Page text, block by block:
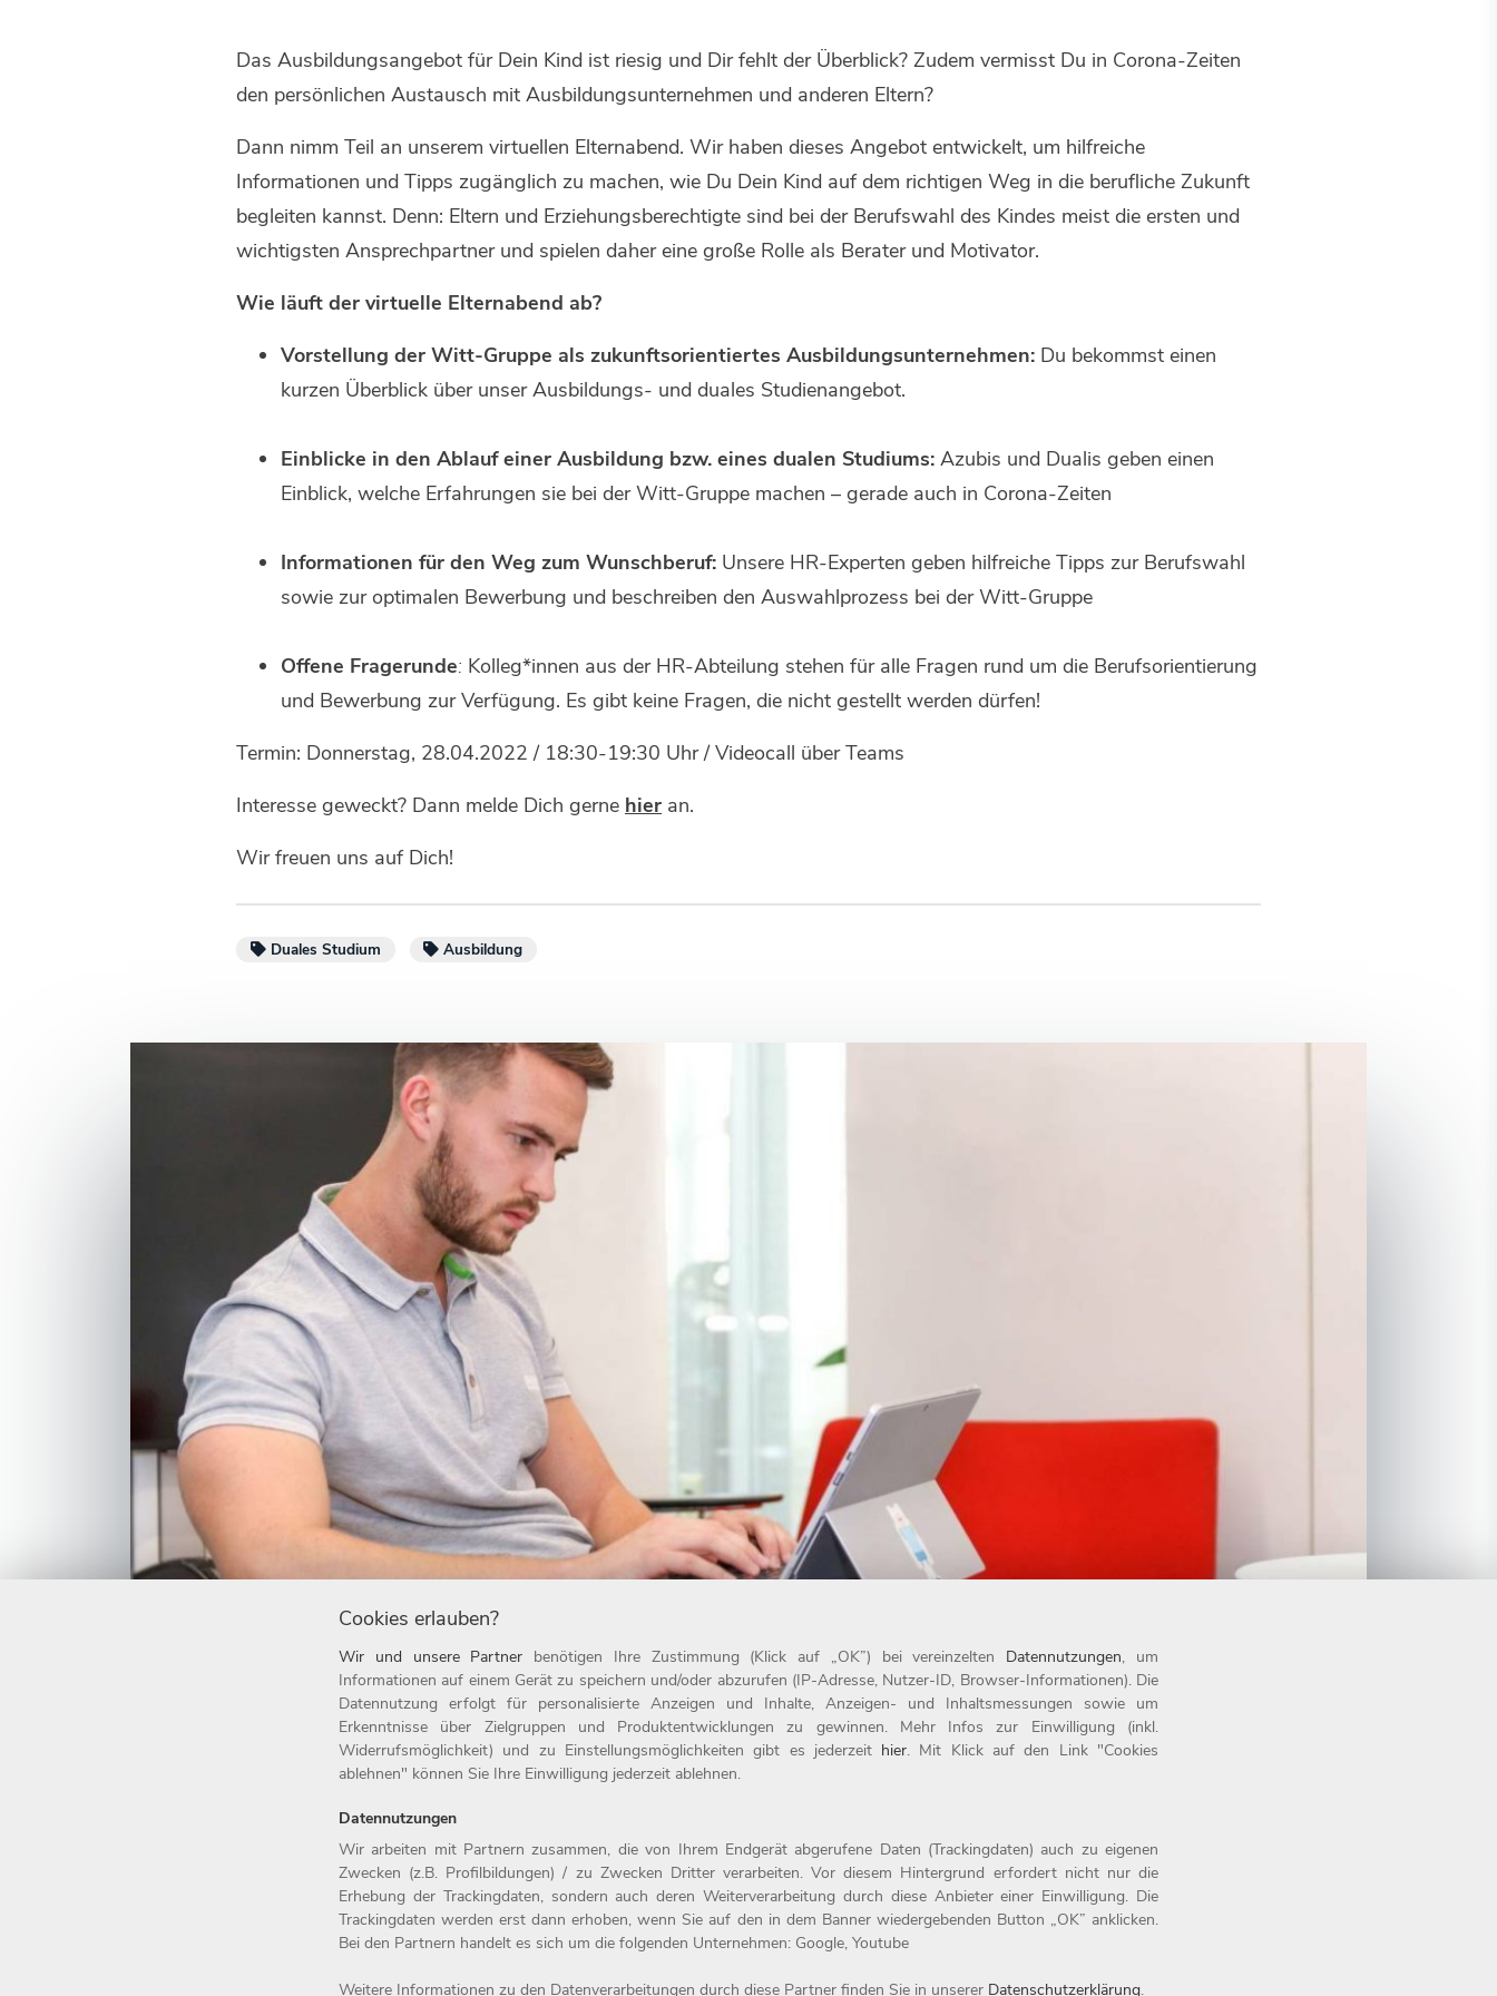
Das Ausbildungsangebot für Dein Kind ist riesig und Dir fehlt der Überblick? Zudem vermisst Du in Corona-Zeiten
den persönlichen Austausch mit Ausbildungsunternehmen und anderen Eltern?
Dann nimm Teil an unserem virtuellen Elternabend. Wir haben dieses Angebot entwickelt, um hilfreiche
Informationen und Tipps zugänglich zu machen, wie Du Dein Kind auf dem richtigen Weg in die berufliche Zukunft
begleiten kannst. Denn: Eltern und Erziehungsberechtigte sind bei der Berufswahl des Kindes meist die ersten und
wichtigsten Ansprechpartner und spielen daher eine große Rolle als Berater und Motivator.
Wie läuft der virtuelle Elternabend ab?
Vorstellung der Witt-Gruppe als zukunftsorientiertes Ausbildungsunternehmen: Du bekommst einen
kurzen Überblick über unser Ausbildungs- und duales Studienangebot.
Einblicke in den Ablauf einer Ausbildung bzw. eines dualen Studiums: Azubis und Dualis geben einen
Einblick, welche Erfahrungen sie bei der Witt-Gruppe machen – gerade auch in Corona-Zeiten
Informationen für den Weg zum Wunschberuf: Unsere HR-Experten geben hilfreiche Tipps zur Berufswahl
sowie zur optimalen Bewerbung und beschreiben den Auswahlprozess bei der Witt-Gruppe
Offene Fragerunde: Kolleg*innen aus der HR-Abteilung stehen für alle Fragen rund um die Berufsorientierung
und Bewerbung zur Verfügung. Es gibt keine Fragen, die nicht gestellt werden dürfen!
Termin: Donnerstag, 28.04.2022 / 18:30-19:30 Uhr / Videocall über Teams
Interesse geweckt? Dann melde Dich gerne hier an.
Wir freuen uns auf Dich!
Duales Studium Ausbildung
Jobs
Initiativbewerbung
Kontakt
Compliance
Datenschutz
Impressum
Cookies erlauben?
Wir und unsere Partner benötigen Ihre Zustimmung (Klick auf „OK”) bei vereinzelten Datennutzungen, um
Informationen auf einem Gerät zu speichern und/oder abzurufen (IP-Adresse, Nutzer-ID, Browser-Informationen). Die
Datennutzung erfolgt für personalisierte Anzeigen und Inhalte, Anzeigen- und Inhaltsmessungen sowie um
Erkenntnisse über Zielgruppen und Produktentwicklungen zu gewinnen. Mehr Infos zur Einwilligung (inkl.
Widerrufsmöglichkeit) und zu Einstellungsmöglichkeiten gibt es jederzeit hier. Mit Klick auf den Link "Cookies
ablehnen" können Sie Ihre Einwilligung jederzeit ablehnen.
Datennutzungen
Wir arbeiten mit Partnern zusammen, die von Ihrem Endgerät abgerufene Daten (Trackingdaten) auch zu eigenen
Zwecken (z.B. Profilbildungen) / zu Zwecken Dritter verarbeiten. Vor diesem Hintergrund erfordert nicht nur die
Erhebung der Trackingdaten, sondern auch deren Weiterverarbeitung durch diese Anbieter einer Einwilligung. Die
Trackingdaten werden erst dann erhoben, wenn Sie auf den in dem Banner wiedergebenden Button „OK” anklicken.
Bei den Partnern handelt es sich um die folgenden Unternehmen: Google, Youtube
Weitere Informationen zu den Datenverarbeitungen durch diese Partner finden Sie in unserer Datenschutzerklärung.